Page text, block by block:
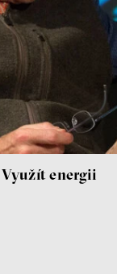
energii